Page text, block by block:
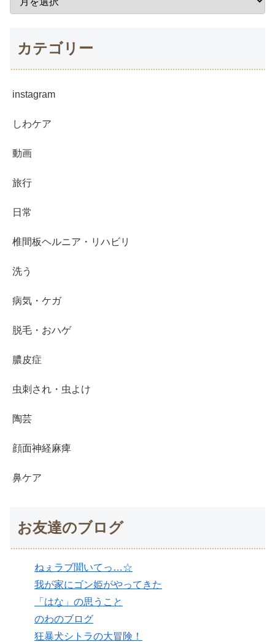
カテゴリー
instagram
しわケア
動画
旅行
日常
椎間板ヘルニア・リハビリ
洗う
病気・ケガ
脱毛・おハゲ
膿皮症
虫刺され・虫よけ
陶芸
顔面神経麻痺
鼻ケア
お友達のブログ
ねぇラブ聞いてっ…☆
我が家にゴン姫がやってきた
「はな」の思うこと
のわのブログ
狂暴犬シトラの大冒険！